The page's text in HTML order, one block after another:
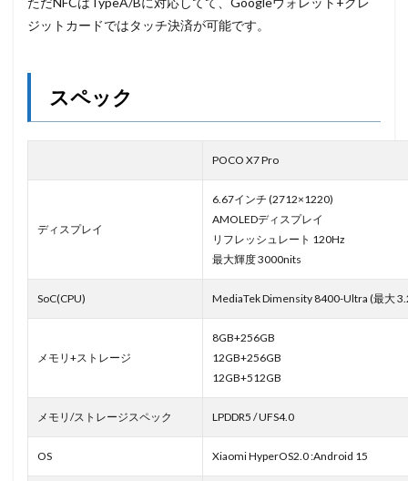
ジットカードではタッチ決済が可能です。
スペック
POCO X7 Pro
ディスプレイ
6.67インチ (2712×1220)
AMOLEDディスプレイ
リフレッシュレート 120Hz
最大輝度 3000nits
SoC(CPU) MediaTek Dimensity 8400-Ultra (最大
メモリ+ストレージ
8GB+256GB
12GB+256GB
12GB+512GB
メモリ/ストレージスペック LPDDR5 / UFS4.0
OS Xiaomi HyperOS2.0 :Android 15